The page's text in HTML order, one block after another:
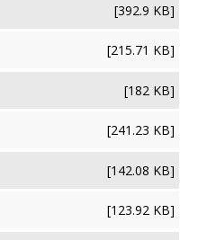
[392.9 KB]
[215.71 KB]
[182 KB]
[241.23 KB]
[142.08 KB]
[123.92 KB]